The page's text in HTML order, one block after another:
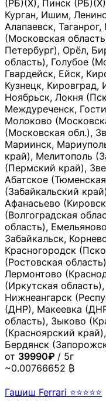
(РБ)(Х), Пинск
Курган, Ишим,
Алапаевск,
(Московская
Петербург), Орёл,
область), Голубое
Гвардейск, Ейск,
Кузнецк, Кировград,
Ноябрьск, Локня
Междуреченск,
Молоково
(Московская обл.),
Мариинск,
край), Мелитополь
(Пермский край),
Абатское
(Забайкальский
Афанасьево
(Волгоградская
область),
Забайкальск,
Красногородск
(Ростовская
Лермонтово
(Иркутская
Нижнеангарск
(ДНР), Макеевка
область), Зыково
(Красноярский
Бердянск
от 39990₽ / 5г
~0.00766652 ₿
Гашиш Ferrari ⭐⭐⭐⭐⭐